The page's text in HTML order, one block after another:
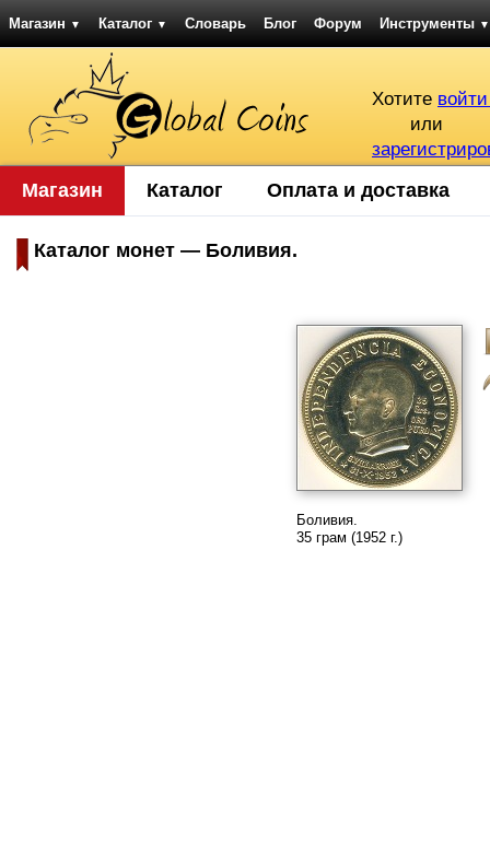
Магазин ▼ Каталог ▼ Словарь Блог Форум Инструменты ▼
Хотите
или
Магазин Каталог Оплата и доставка
Каталог монет — Боливия.
Боливия.
35 грам (1952 г.)